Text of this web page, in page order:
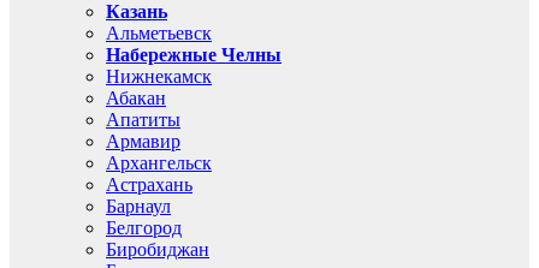
Казань
Альметьевск
Набережные Челны
Нижнекамск
Абакан
Апатиты
Армавир
Архангельск
Астрахань
Барнаул
Белгород
Биробиджан